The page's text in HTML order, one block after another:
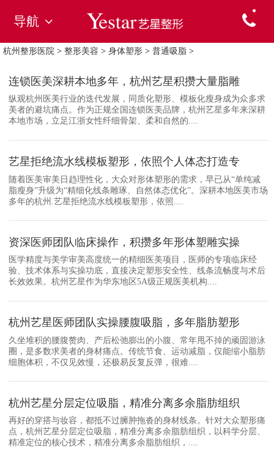
导航
杭州整形医院 > 整形美容 > 身体塑形 > 普通吸脂 >
连锁医美深耕本地多年，杭州艺星积攒大量脂雕
纵观杭州医美行业的迭代发展，同质化塑形、模板化瘦身成为众多求
美者的避坑痛点。作为正规全国连锁医美品牌，杭州艺星多年来深耕
本地市场，立足江浙女性纤细骨架、柔和自然的....
艺星拒绝流水线模板塑形，依照个人体态打造专
随着医美审美日趋理性化，大众对形体塑形的需求，早已从“单纯减
脂瘦身”升级为“精细化线条雕琢、自然体态优化”。深耕本地医美市场
多年的杭州.艺星拒绝流水线模板塑形，依照....
资深医师团队临床操作，积攒多年形体塑雕实操
医学精度与美学审美高度统一的精细医美项目，医师的专项临床经
验、技术体系与实操功底，直接决定塑形安全性、线条流畅度与术后
长效效果。杭州艺星作为华东地区5A级正规医美机构....
杭州艺星医师团队实操腰腹吸脂，多年脂肪塑形
久坐堆积的腰腹赘肉、产后松弛膨出的小腹、常年甩不掉的顽固游泳
圈，是多数求美者的身材痛点。传统节食、运动减脂，仅能缩小脂肪
细胞体积，不仅见效慢，还极易反复反弹，很难....
杭州艺星分层定位吸脂，精准分离多余脂肪组织
再好的穿搭与妆容，都抵不过臃肿拖沓的身材线条。针对大众塑形痛
点，杭州艺星分层定位吸脂，精准分离多余脂肪组织，以科学分层、
精准定位的核心技术，精准分离多余脂肪组织，....